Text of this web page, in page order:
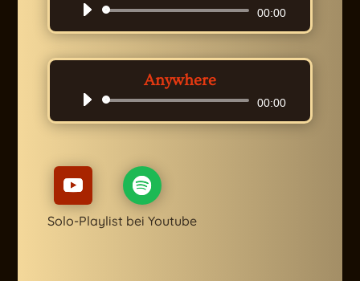
Audio-
Player
00:00
Anywhere
Audio-
Player
00:00
Solo-Playlist bei Youtube